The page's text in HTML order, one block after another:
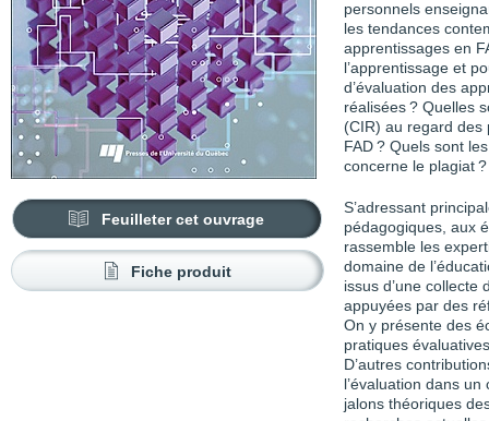
Feuilleter cet ouvrage
Fiche produit
personnels
les tendances
apprentissages en
l’apprentissage et
d’évaluation des
réalisées ? Quelles
(CIR) au regard des
FAD ? Quels sont
concerne le plagiat ?
S’adressant
pédagogiques, aux
rassemble les
domaine de
issus d’une collecte
appuyées par des
On y présente des
pratiques
D’autres
l’évaluation dans
jalons théoriques